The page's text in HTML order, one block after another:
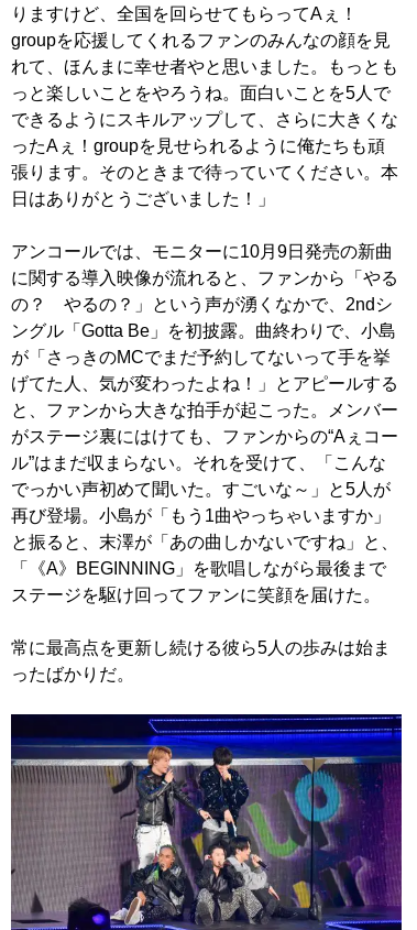
りますけど、全国を回らせてもらってAぇ！
groupを応援してくれるファンのみんなの顔を見
れて、ほんまに幸せ者やと思いました。もっとも
っと楽しいことをやろうね。面白いことを5人で
できるようにスキルアップして、さらに大きくな
ったAぇ！groupを見せられるように俺たちも頑
張ります。そのときまで待っていてください。本
日はありがとうございました！」
アンコールでは、モニターに10月9日発売の新曲
に関する導入映像が流れると、ファンから「やる
の？ やるの？」という声が湧くなかで、2ndシ
ングル「Gotta Be」を初披露。曲終わりで、小島
が「さっきのMCでまだ予約してないって手を挙
げてた人、気が変わったよね！」とアピールする
と、ファンから大きな拍手が起こった。メンバー
がステージ裏にはけても、ファンからの“Aぇコー
ル”はまだ収まらない。それを受けて、「こんな
でっかい声初めて聞いた。すごいな～」と5人が
再び登場。小島が「もう1曲やっちゃいますか」
と振ると、末澤が「あの曲しかないですね」と、
「《A》BEGINNING」を歌唱しながら最後まで
ステージを駆け回ってファンに笑顔を届けた。
常に最高点を更新し続ける彼ら5人の歩みは始ま
ったばかりだ。